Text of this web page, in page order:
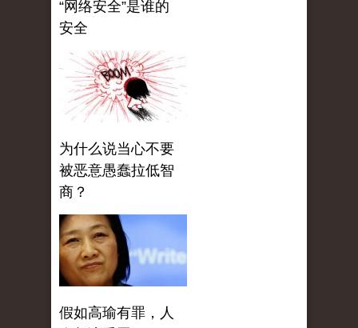
“网络安全”是谁的
安全
为什么说当心不要
被恶意愚蠢拉低智
商？
假如高瑜有罪，人